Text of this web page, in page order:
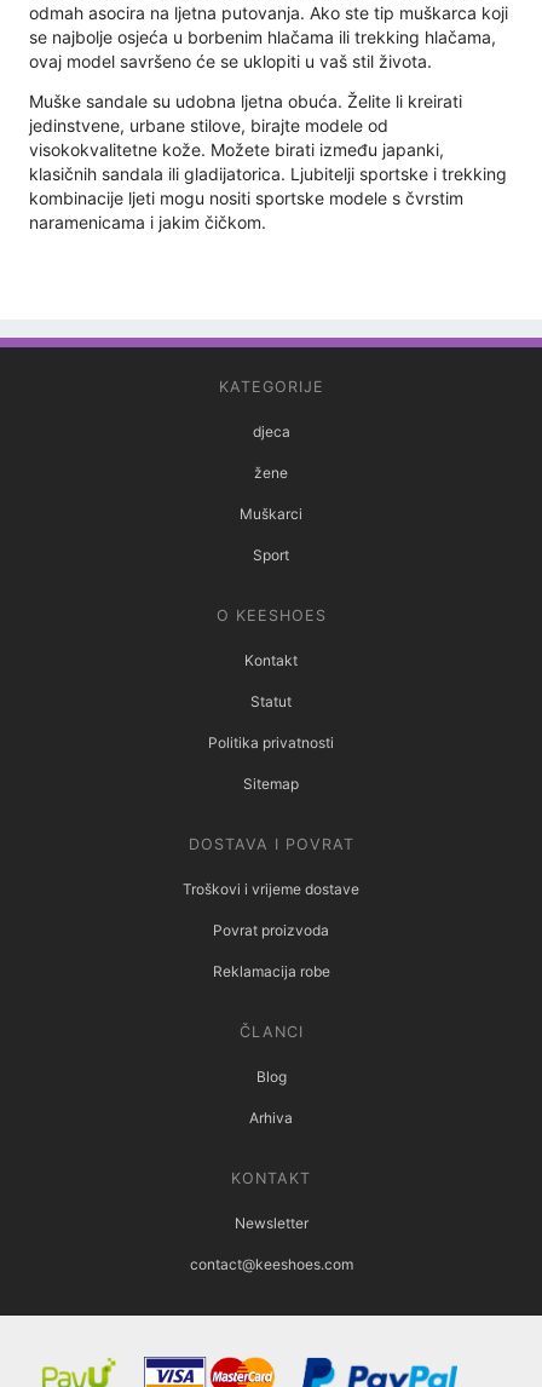
odmah asocira na ljetna putovanja. Ako ste tip muškarca koji
se najbolje osjeća u borbenim hlačama ili trekking hlačama,
ovaj model savršeno će se uklopiti u vaš stil života.
Muške sandale su udobna ljetna obuća. Želite li kreirati
jedinstvene, urbane stilove, birajte modele od
visokokvalitetne kože. Možete birati između japanki,
klasičnih sandala ili gladijatorica. Ljubitelji sportske i trekking
kombinacije ljeti mogu nositi sportske modele s čvrstim
naramenicama i jakim čičkom.
KATEGORIJE
djeca
žene
Muškarci
Sport
O KEESHOES
Kontakt
Statut
Politika privatnosti
Sitemap
DOSTAVA I POVRAT
Troškovi i vrijeme dostave
Povrat proizvoda
Reklamacija robe
ČLANCI
Blog
Arhiva
KONTAKT
Newsletter
contact@keeshoes.com